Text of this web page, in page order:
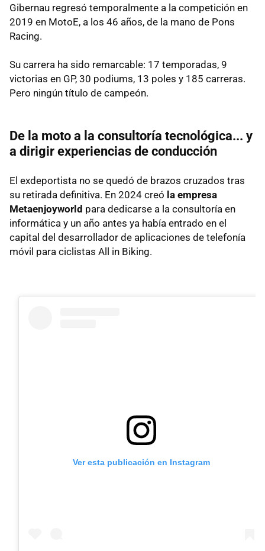
Gibernau regresó temporalmente a la competición en
2019 en MotoE, a los 46 años, de la mano de Pons
Racing.
Su carrera ha sido remarcable: 17 temporadas, 9
victorias en GP, 30 podiums, 13 poles y 185 carreras.
Pero ningún título de campeón.
De la moto a la consultoría tecnológica... y
a dirigir experiencias de conducción
El exdeportista no se quedó de brazos cruzados tras
su retirada definitiva. En 2024 creó la empresa
Metaenjoyworld para dedicarse a la consultoría en
informática y un año antes ya había entrado en el
capital del desarrollador de aplicaciones de telefonía
móvil para ciclistas All in Biking.
Ver esta publicación en Instagram